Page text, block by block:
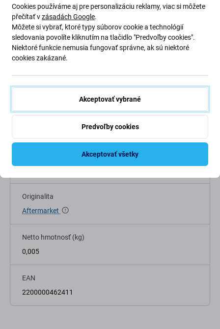
Popis a špecifikácia Kvalita
Špecifikácia
Typ zariadenia
Náhradný diel na mobilný telefón
Originalita
Aftermarket
Netto hmotnosť (kg)
0,005
EAN
2200000462411
Cookies používáme aj pre personalizáciu reklamy, viac si môžete
přečítať vzásadách Google.
Môžete si vybrať, ktoré typy súborov cookie a technológií
sledovania povolíte kliknutím na tlačidlo "Predvoľby cookies".
Niektoré funkcie nemusia fungovať správne, ak sú niektoré
cookies zakázané.
Akceptovať vybrané
Predvoľby cookies
Akceptovať všetky